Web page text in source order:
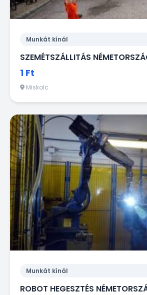
Munkát kínál
SZEMÉTSZÁLLITÁS
1 Ft
Miskolc
Munkát kínál
ROBOT HEGESZTÉS